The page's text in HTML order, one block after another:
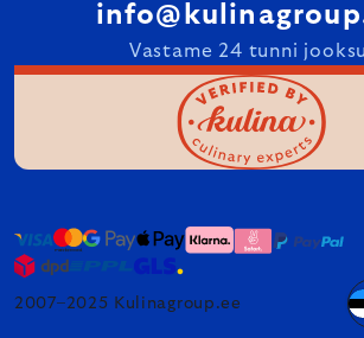
Vastame 24 tunni jooksul
2007–2025 Kulinagroup.ee